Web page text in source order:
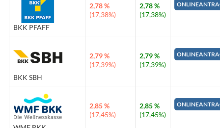
BKK PFAFF
2,78 %
(17,38%)
2,78 %
(17,38%)
BKK SBH
2,79 %
(17,39%)
2,79 %
(17,39%)
2,85 %
(17,45%)
2,85 %
(17,45%)